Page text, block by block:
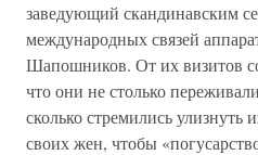
заведующий скандинавским
международных связей
Шапошников. От их визитов
что они не столько
сколько стремились улизнуть
своих жен, чтобы